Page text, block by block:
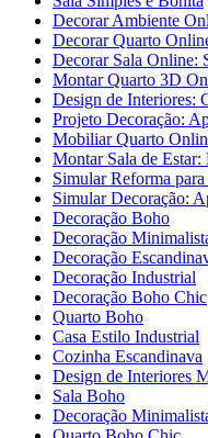
Decorar Ambiente
Decorar Quarto
Decorar Sala Online:
Montar Quarto 3D
Design de Interiores:
Projeto Decoração:
Mobiliar Quarto
Montar Sala de Estar:
Simular Reforma
Simular Decoração:
Decoração Boho
Decoração
Decoração
Decoração Industrial
Decoração Boho Chic
Quarto Boho
Casa Estilo Industrial
Cozinha Escandinava
Design de Interiores
Sala Boho
Decoração